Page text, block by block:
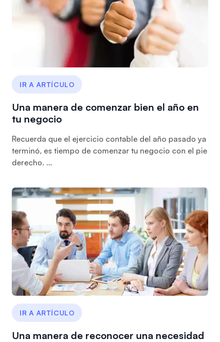
IR A ARTÍCULO
Una manera de comenzar bien el año en
tu negocio
Recuerda que el ejercicio contable del año pasado ya
terminó, es tiempo de comenzar tu negocio con el pie
derecho. ...
IR A ARTÍCULO
Una manera de reconocer una necesidad